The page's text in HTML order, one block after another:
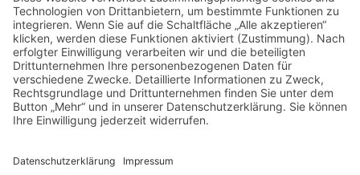
FOLGE DEM FINK AUF SOCIAL MEDIA